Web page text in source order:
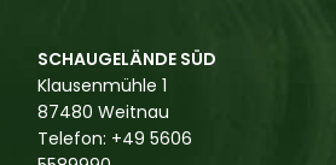
SCHAUGELÄNDE SÜD
Klausenmühle 1
87480 Weitnau
Telefon: +49 5606